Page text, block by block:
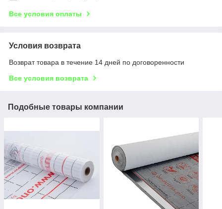
Все условия оплаты
Условия возврата
Возврат товара в течение 14 дней по договоренности
Все условия возврата
Подобные товары компании